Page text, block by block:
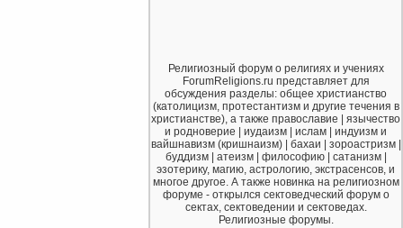
Религиозный форум о религиях и учениях
ForumReligions.ru представляет для
обсуждения разделы: общее христианство
(католицизм, протестантизм и другие течения в
христианстве), а также православие | язычество
и родноверие | иудаизм | ислам | индуизм и
вайшнавизм (кришнаизм) | бахаи | зороастризм |
буддизм | атеизм | философию | сатанизм |
эзотерику, магию, астрологию, экстрасенсов, и
многое другое. А также новинка на религиозном
форуме - открылся сектоведческий форум о
сектах, сектоведении и сектоведах.
Религиозные форумы.